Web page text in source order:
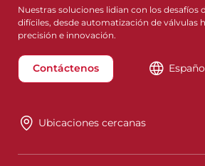
Nuestras soluciones lidian con los desafíos
difíciles, desde automatización de válvulas
precisión e innovación.
Contáctenos
Ubicaciones cercanas